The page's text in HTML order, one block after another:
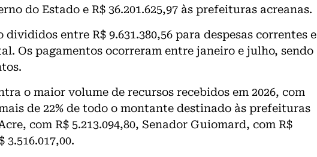
do Estado e R$ 36.201.625,97 às prefeituras acreanas.
entre R$ 9.631.380,56 para despesas correntes e
Os pagamentos ocorreram entre janeiro e julho, sendo
o maior volume de recursos recebidos em 2026, com
de 22% de todo o montante destinado às prefeituras
com R$ 5.213.094,80, Senador Guiomard, com R$
3.516.017,00.